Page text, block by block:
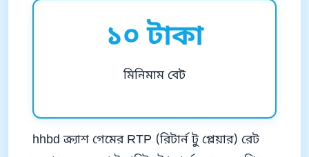
১০ টাকা
মিনিমাম বেট
hhbd ক্র্যাশ গেমের RTP (রিটার্ন টু প্লেয়ার) রেট